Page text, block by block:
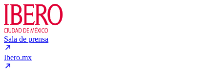
Sala de prensa
Ibero.mx